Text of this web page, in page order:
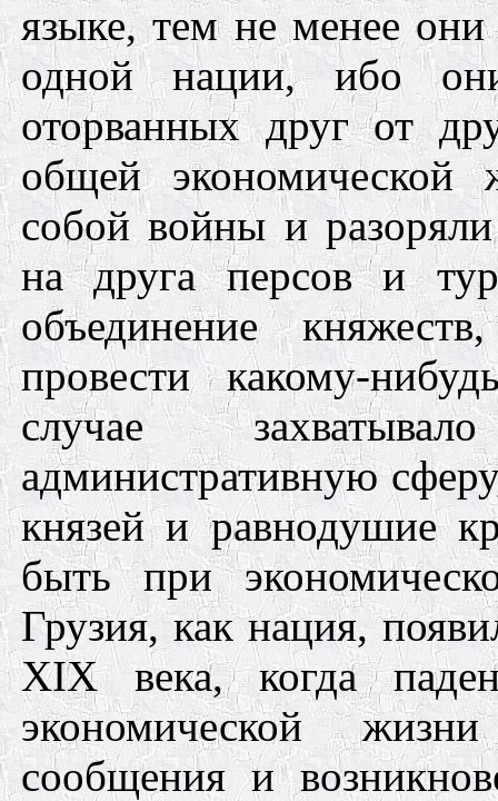
языке, тем не менее
одной нации, ибо
оторванных друг от
общей
собой войны и разоряли
на друга персов и
объединение
провести какому-
случае
административную
князей и равнодушие
быть при
Грузия, как нация,
XIX века, когда
экономической
сообщения и